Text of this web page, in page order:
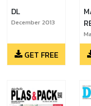
DL
December 2013
GET FREE